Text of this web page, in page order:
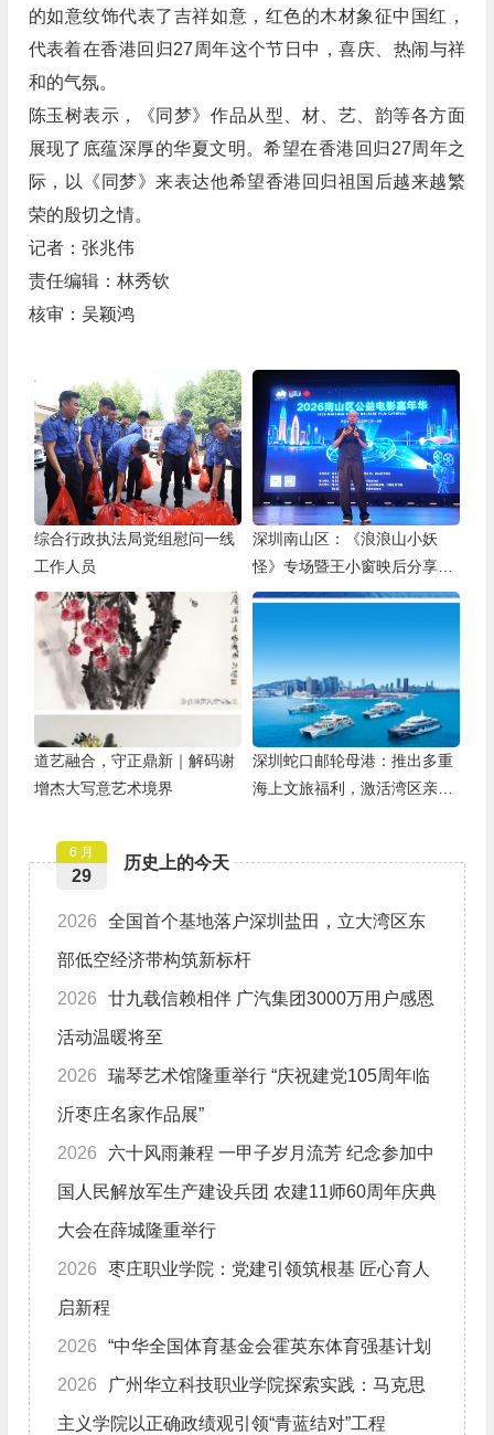
的如意纹饰代表了吉祥如意，红色的木材象征中国红，
代表着在香港回归27周年这个节日中，喜庆、热闹与祥
和的气氛。
陈玉树表示，《同梦》作品从型、材、艺、韵等各方面
展现了底蕴深厚的华夏文明。希望在香港回归27周年之
际，以《同梦》来表达他希望香港回归祖国后越来越繁
荣的殷切之情。
记者：张兆伟
责任编辑：林秀钦
核审：吴颖鸿
综合行政执法局党组慰问一线
工作人员
深圳南山区：《浪浪山小妖
怪》专场暨王小窗映后分享会
举办
道艺融合，守正鼎新｜解码谢
增杰大写意艺术境界
深圳蛇口邮轮母港：推出多重
海上文旅福利，激活湾区亲子
历史上的今天
6 月
29
2026 全国首个基地落户深圳盐田，立大湾区东
部低空经济带构筑新标杆
2026 廿九载信赖相伴 广汽集团3000万用户感恩
活动温暖将至
2026 瑞琴艺术馆隆重举行 “庆祝建党105周年临
沂枣庄名家作品展”
2026 六十风雨兼程 一甲子岁月流芳 纪念参加中
国人民解放军生产建设兵团 农建11师60周年庆典
大会在薛城隆重举行
2026 枣庄职业学院：党建引领筑根基 匠心育人
启新程
2026 “中华全国体育基金会霍英东体育强基计划
2026 广州华立科技职业学院探索实践：马克思
主义学院以正确政绩观引领“青蓝结对”工程